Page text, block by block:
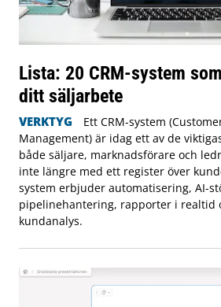
Lista: 20 CRM-system
ditt säljarbete
VERKTYG
Ett CRM-system
Management) är idag ett av de
både säljare, marknadsförare och
inte längre med ett register över
system erbjuder automatisering, AI-
pipelinehantering, rapporter i realtid
kundanalys.